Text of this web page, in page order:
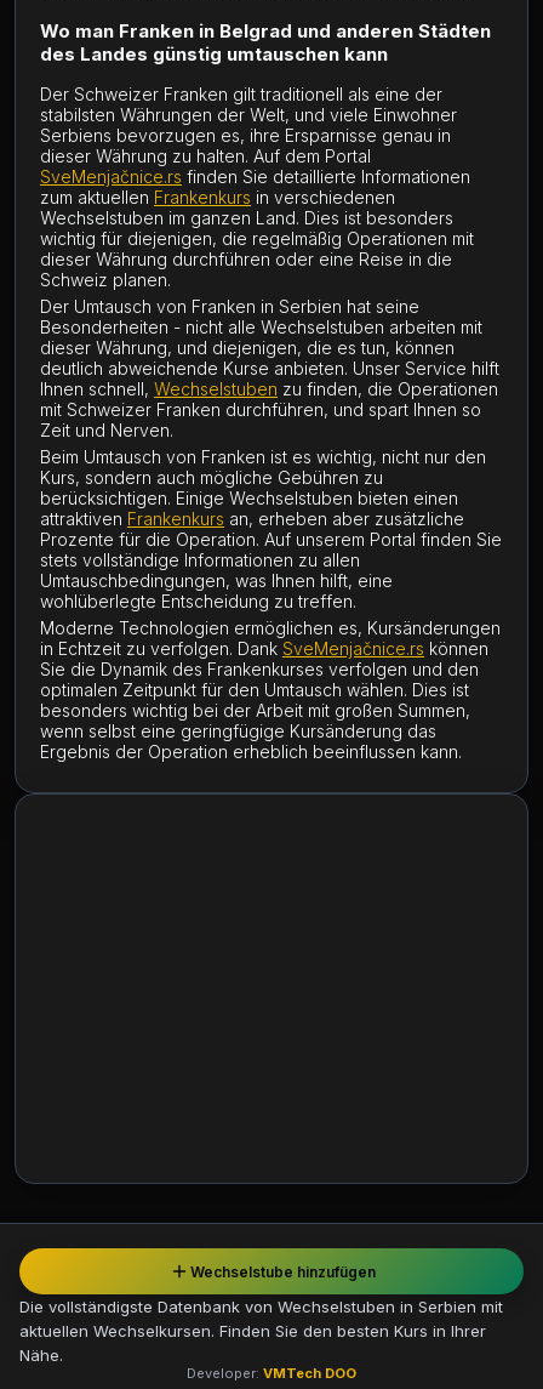
Wo man Franken in Belgrad und anderen Städten
des Landes günstig umtauschen kann
Der Schweizer Franken gilt traditionell als eine der
stabilsten Währungen der Welt, und viele Einwohner
Serbiens bevorzugen es, ihre Ersparnisse genau in
dieser Währung zu halten. Auf dem Portal
SveMenjačnice.rs finden Sie detaillierte Informationen
zum aktuellen Frankenkurs in verschiedenen
Wechselstuben im ganzen Land. Dies ist besonders
wichtig für diejenigen, die regelmäßig Operationen mit
dieser Währung durchführen oder eine Reise in die
Schweiz planen.
Der Umtausch von Franken in Serbien hat seine
Besonderheiten - nicht alle Wechselstuben arbeiten mit
dieser Währung, und diejenigen, die es tun, können
deutlich abweichende Kurse anbieten. Unser Service hilft
Ihnen schnell, Wechselstuben zu finden, die Operationen
mit Schweizer Franken durchführen, und spart Ihnen so
Zeit und Nerven.
Beim Umtausch von Franken ist es wichtig, nicht nur den
Kurs, sondern auch mögliche Gebühren zu
berücksichtigen. Einige Wechselstuben bieten einen
attraktiven Frankenkurs an, erheben aber zusätzliche
Prozente für die Operation. Auf unserem Portal finden Sie
stets vollständige Informationen zu allen
Umtauschbedingungen, was Ihnen hilft, eine
wohlüberlegte Entscheidung zu treffen.
Moderne Technologien ermöglichen es, Kursänderungen
in Echtzeit zu verfolgen. Dank SveMenjačnice.rs können
Sie die Dynamik des Frankenkurses verfolgen und den
optimalen Zeitpunkt für den Umtausch wählen. Dies ist
besonders wichtig bei der Arbeit mit großen Summen,
wenn selbst eine geringfügige Kursänderung das
Ergebnis der Operation erheblich beeinflussen kann.
Die vollständigste Datenbank von Wechselstuben in Serbien mit
aktuellen Wechselkursen. Finden Sie den besten Kurs in Ihrer
Nähe.
Developer: VMTech DOO
Wechselstube hinzufügen